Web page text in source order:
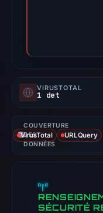
VIRUSTOTAL
1 det
COUVERTURE
DES
DONNÉES
VirusTotal URLQuery
SÉCURITÉ